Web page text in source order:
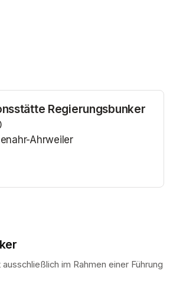
Regierungsbunker
Ahrweiler
im Rahmen einer Führung